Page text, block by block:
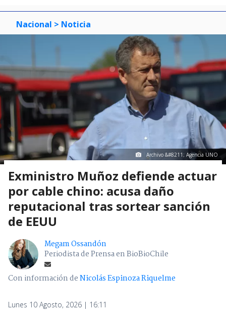
Nacional > Noticia
Archivo &#8211; Agencia UNO
Exministro Muñoz defiende actuar
por cable chino: acusa daño
reputacional tras sortear sanción
de EEUU
Megam Ossandón
Periodista de Prensa en BioBioChile
Con información deNicolás Espinoza Riquelme
Lunes 10 Agosto, 2026 | 16:11